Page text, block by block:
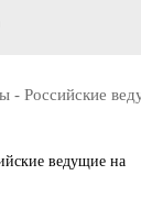
- Российские